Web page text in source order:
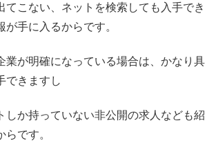
てこない、ネットを検索しても入手でき
が手に入るからです。
業が明確になっている場合は、かなり具
できますし
しか持っていない非公開の求人なども紹
です。